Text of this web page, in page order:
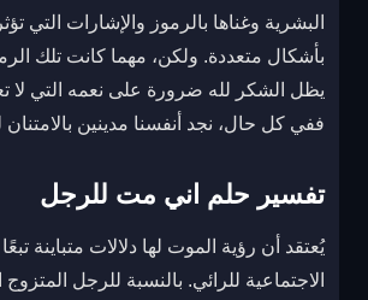
البشرية وغناها بالرموز والإشارات التي
بأشكال متعددة. ولكن، مهما كانت تلك
يظل الشكر لله ضرورة على نعمه التي لا
ففي كل حال، نجد أنفسنا مدينين بالامتنان
تفسير حلم اني مت للرجل
يُعتقد أن رؤية الموت لها دلالات متباينة تبعًا
الاجتماعية للرائي. بالنسبة للرجل